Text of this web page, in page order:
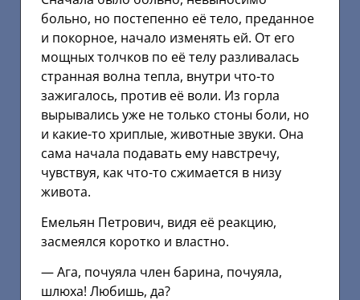
больно, но постепенно её тело, преданное
и покорное, начало изменять ей. От его
мощных толчков по её телу разливалась
странная волна тепла, внутри что-то
зажигалось, против её воли. Из горла
вырывались уже не только стоны боли, но
и какие-то хриплые, животные звуки. Она
сама начала подавать ему навстречу,
чувствуя, как что-то сжимается в низу
живота.
Емельян Петрович, видя её реакцию,
засмеялся коротко и властно.
— Ага, почуяла член барина, почуяла,
шлюха! Любишь, да?